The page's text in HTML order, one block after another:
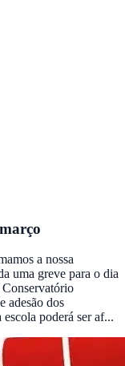
a nossa
uma greve para o dia
adesão dos
poderá ser af...